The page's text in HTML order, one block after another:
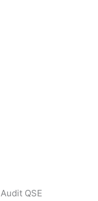
Audit QSE